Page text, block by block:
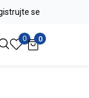
Pogledaj više
se
0 0